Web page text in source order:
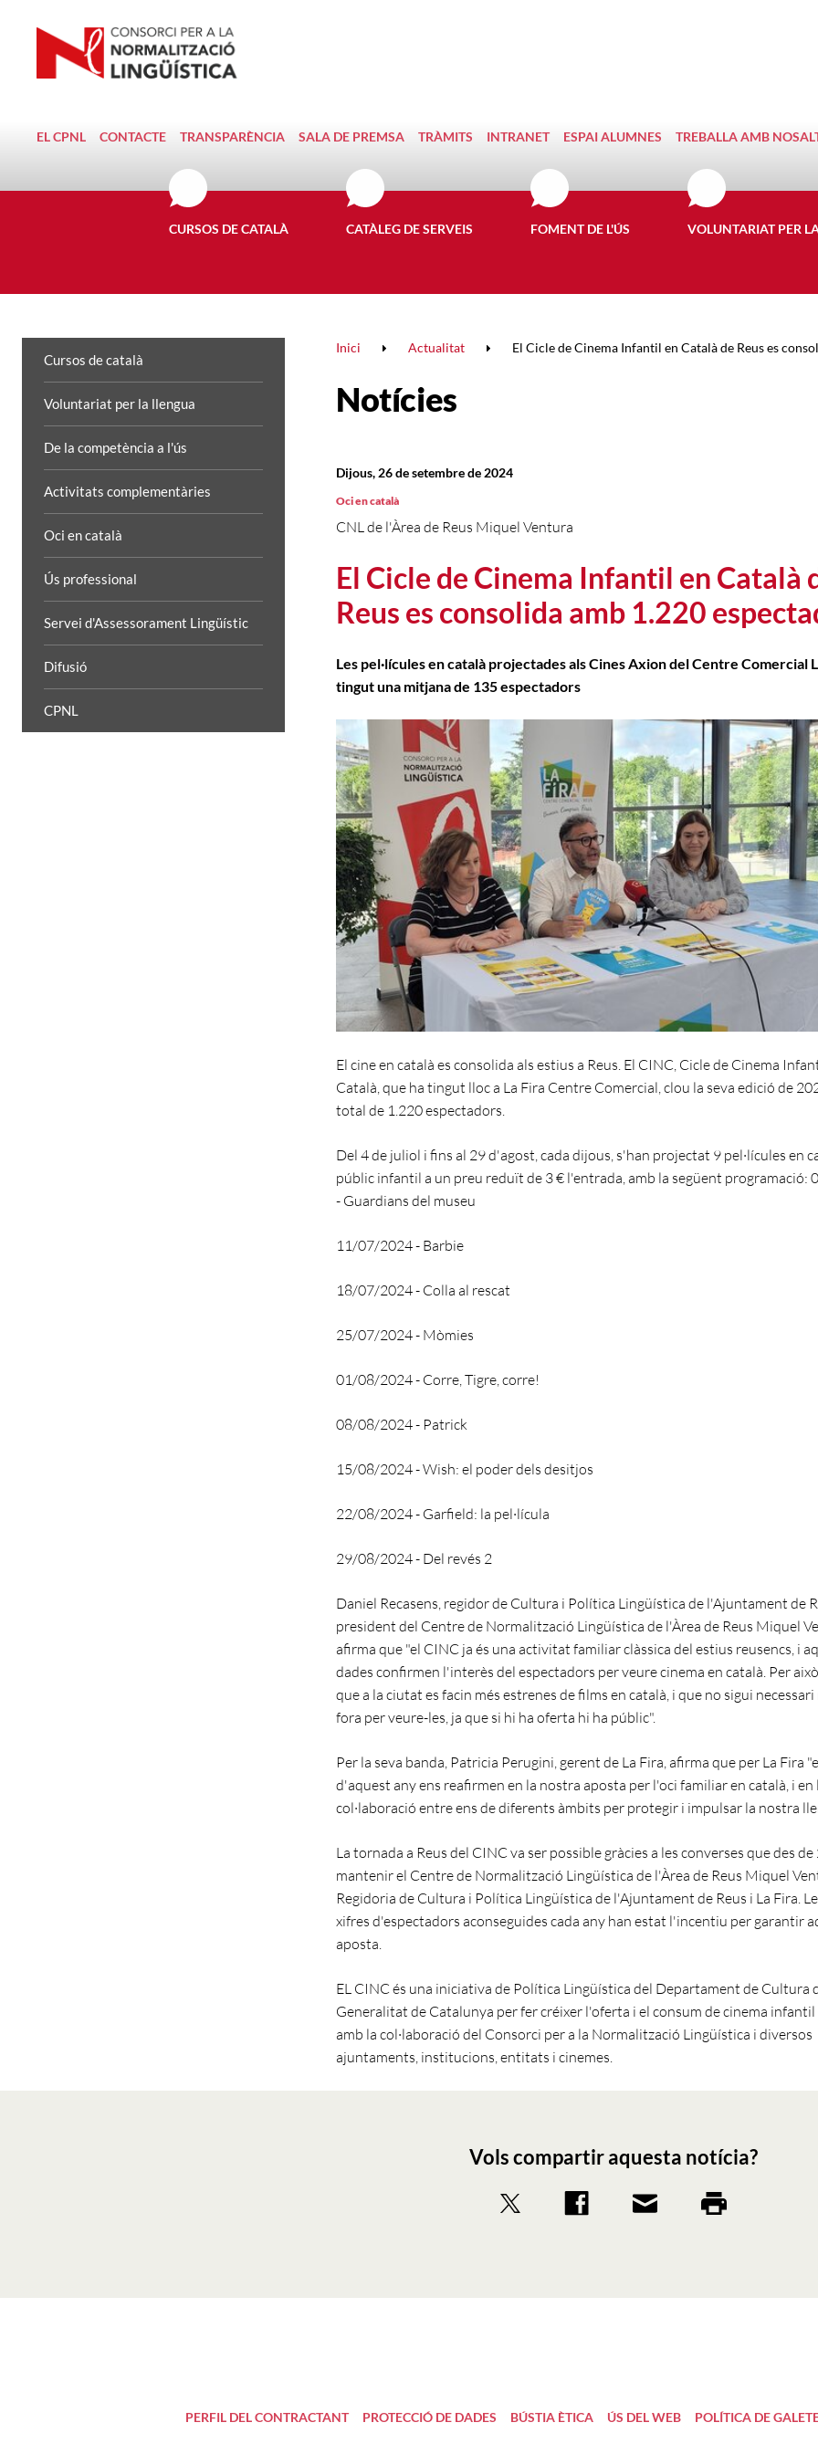
EL CPNL CONTACTE TRANSPARÈNCIA SALA DE PREMSA TRÀMITS INTRANET ESPAI ALUMNES TREBALLA AMB
CURSOS DE CATALÀ CATÀLEG DE SERVEIS FOMENT DE L'ÚS VOLUNTARIAT PER
Cursos de català
Voluntariat per la llengua
De la competència a l'ús
Activitats complementàries
Oci en català
Ús professional
Servei d'Assessorament Lingüístic
Difusió
CPNL
Inici Actualitat El Cicle de Cinema Infantil en Català de Reus es
Notícies
El Cicle de Cinema Infantil en Català
Reus es consolida amb 1.220
CNL de l'Àrea de Reus Miquel Ventura
Dijous, 26 de setembre de 2024
Oci en català
Les pel·lícules en català projectades als Cines Axion del Centre Comercial
tingut una mitjana de 135 espectadors
El cine en català es consolida als estius a Reus. El CINC, Cicle de Cinema
Català, que ha tingut lloc a La Fira Centre Comercial, clou la seva edició de
total de 1.220 espectadors.
Del 4 de juliol i fins al 29 d'agost, cada dijous, s'han projectat 9 pel·lícules en
públic infantil a un preu reduït de 3 € l'entrada, amb la següent programació:
- Guardians del museu
11/07/2024 - Barbie
18/07/2024 - Colla al rescat
25/07/2024 - Mòmies
01/08/2024 - Corre, Tigre, corre!
08/08/2024 - Patrick
15/08/2024 - Wish: el poder dels desitjos
22/08/2024 - Garfield: la pel·lícula
29/08/2024 - Del revés 2
Daniel Recasens, regidor de Cultura i Política Lingüística de l'Ajuntament de
president del Centre de Normalització Lingüística de l'Àrea de Reus Miquel
afirma que "el CINC ja és una activitat familiar clàssica del estius reusencs, i
dades confirmen l'interès del espectadors per veure cinema en català. Per
que a la ciutat es facin més estrenes de films en català, i que no sigui necessari
fora per veure-les, ja que si hi ha oferta hi ha públic".
Per la seva banda, Patricia Perugini, gerent de La Fira, afirma que per La Fira
d'aquest any ens reafirmen en la nostra aposta per l'oci familiar en català, i en
col·laboració entre ens de diferents àmbits per protegir i impulsar la nostra
La tornada a Reus del CINC va ser possible gràcies a les converses que des
mantenir el Centre de Normalització Lingüística de l'Àrea de Reus Miquel
Regidoria de Cultura i Política Lingüística de l'Ajuntament de Reus i La Fira.
xifres d'espectadors aconseguides cada any han estat l'incentiu per garantir
aposta.
EL CINC és una iniciativa de Política Lingüística del Departament de Cultura
Generalitat de Catalunya per fer créixer l'oferta i el consum de cinema infantil
amb la col·laboració del Consorci per a la Normalització Lingüística i diversos
ajuntaments, institucions, entitats i cinemes.
Vols compartir aquesta notícia?
PERFIL DEL CONTRACTANT PROTECCIÓ DE DADES BÚSTIA ÈTICA ÚS DEL WEB POLÍTICA DE